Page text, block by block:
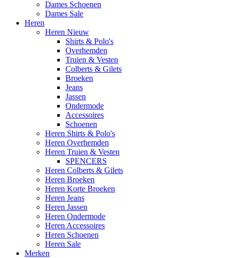
Dames Schoenen
Dames Sale
Heren
Heren Nieuw
Shirts & Polo's
Overhemden
Truien & Vesten
Colberts & Gilets
Broeken
Jeans
Jassen
Ondermode
Accessoires
Schoenen
Heren Shirts & Polo's
Heren Overhemden
Heren Truien & Vesten
SPENCERS
Heren Colberts & Gilets
Heren Broeken
Heren Korte Broeken
Heren Jeans
Heren Jassen
Heren Ondermode
Heren Accessoires
Heren Schoenen
Heren Sale
Merken